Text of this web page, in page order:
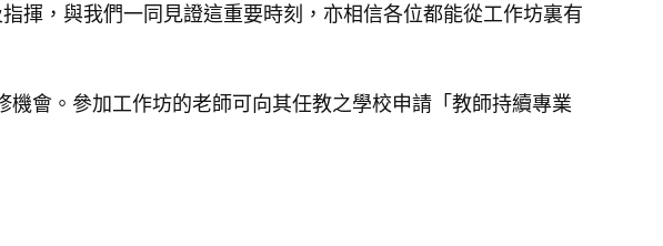
揮，與我們一同見證這重要時刻，亦相信各位都能從工作坊裏有
會。參加工作坊的老師可向其任教之學校申請「教師持續專業